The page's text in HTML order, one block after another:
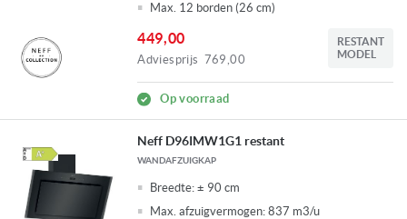
Max. 12 borden (26 cm)
449,00
Adviesprijs 769,00
RESTANT
MODEL
Op voorraad
Neff D96IMW1G1 restant
WANDAFZUIGKAP
Breedte: ± 90 cm
Max. afzuigvermogen: 837 m3/u